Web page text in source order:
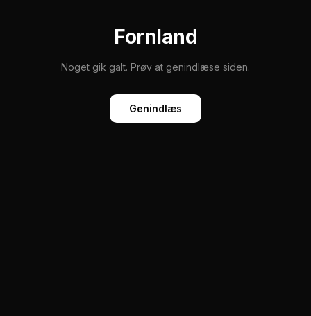
Fornland
Noget gik galt. Prøv at genindlæse siden.
Genindlæs